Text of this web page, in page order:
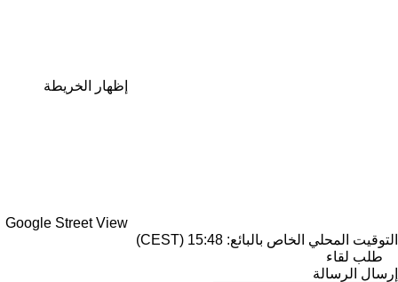
إظهار الخريطة
Google Street View
التوقيت المحلي الخاص بالبائع: 15:48 (CEST)
طلب لقاء
إرسال الرسالة